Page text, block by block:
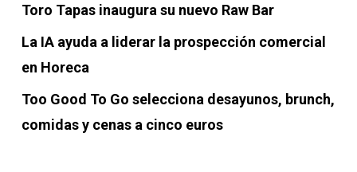
Toro Tapas inaugura su nuevo Raw Bar
La IA ayuda a liderar la prospección comercial
en Horeca
Too Good To Go selecciona desayunos, brunch,
comidas y cenas a cinco euros